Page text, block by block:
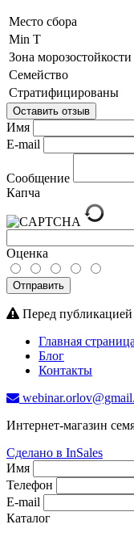
Место сбора
Min T
Зона морозостойкости
Семейство
Стратифицированы
Оставить отзыв
Имя
E-mail
Сообщение
Капча
Оценка
Отправить
Перед
Главная страница
Блог
Контакты
Интернет-магазин
Сделано в InSales
Имя
Телефон
E-mail
Каталог